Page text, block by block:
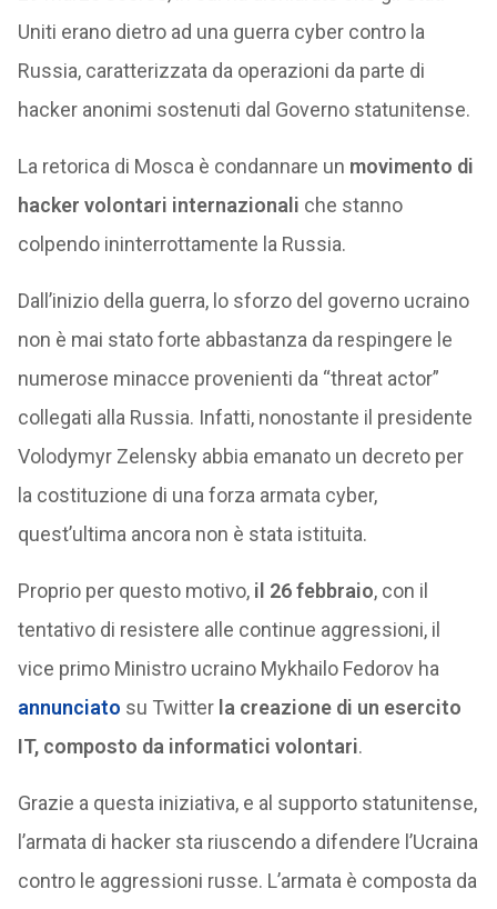
Uniti erano dietro ad una guerra cyber contro la
Russia, caratterizzata da operazioni da parte di
hacker anonimi sostenuti dal Governo statunitense.
La retorica di Mosca è condannare un movimento di
hacker volontari internazionali che stanno
colpendo ininterrottamente la Russia.
Dall’inizio della guerra, lo sforzo del governo ucraino
non è mai stato forte abbastanza da respingere le
numerose minacce provenienti da “threat actor”
collegati alla Russia. Infatti, nonostante il presidente
Volodymyr Zelensky abbia emanato un decreto per
la costituzione di una forza armata cyber,
quest’ultima ancora non è stata istituita.
Proprio per questo motivo, il 26 febbraio, con il
tentativo di resistere alle continue aggressioni, il
vice primo Ministro ucraino Mykhailo Fedorov ha
annunciato su Twitter la creazione di un esercito
IT, composto da informatici volontari.
Grazie a questa iniziativa, e al supporto statunitense,
l’armata di hacker sta riuscendo a difendere l’Ucraina
contro le aggressioni russe. L’armata è composta da